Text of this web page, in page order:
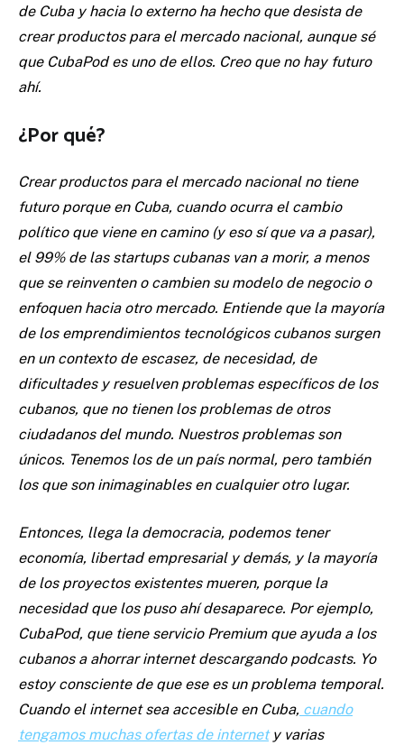
de Cuba y hacia lo externo ha hecho que desista de
crear productos para el mercado nacional, aunque sé
que CubaPod es uno de ellos. Creo que no hay futuro
ahí.
¿Por qué?
Crear productos para el mercado nacional no tiene
futuro porque en Cuba, cuando ocurra el cambio
político que viene en camino (y eso sí que va a pasar),
el 99% de las startups cubanas van a morir, a menos
que se reinventen o cambien su modelo de negocio o
enfoquen hacia otro mercado. Entiende que la mayoría
de los emprendimientos tecnológicos cubanos surgen
en un contexto de escasez, de necesidad, de
dificultades y resuelven problemas específicos de los
cubanos, que no tienen los problemas de otros
ciudadanos del mundo. Nuestros problemas son
únicos. Tenemos los de un país normal, pero también
los que son inimaginables en cualquier otro lugar.
Entonces, llega la democracia, podemos tener
economía, libertad empresarial y demás, y la mayoría
de los proyectos existentes mueren, porque la
necesidad que los puso ahí desaparece. Por ejemplo,
CubaPod, que tiene servicio Premium que ayuda a los
cubanos a ahorrar internet descargando podcasts. Yo
estoy consciente de que ese es un problema temporal.
Cuando el internet sea accesible en Cuba, cuando
tengamos muchas ofertas de internety varias